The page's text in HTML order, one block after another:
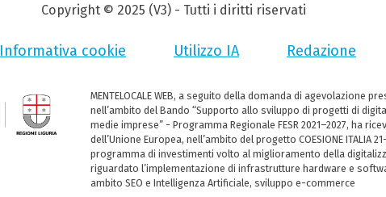
Copyright © 2025 (V3) - Tutti i diritti riservati
Informativa cookie Utilizzo IA Redazione
MENTELOCALE WEB, a seguito della domanda di agevolazione
nell’ambito del Bando “Supporto allo sviluppo di progetti di
medie imprese” - Programma Regionale FESR 2021–2027, ha
dell’Unione Europea, nell’ambito del progetto COESIONE ITALIA
programma di investimenti volto al miglioramento della
riguardato l’implementazione di infrastrutture hardware e
ambito SEO e Intelligenza Artificiale, sviluppo e-commerce